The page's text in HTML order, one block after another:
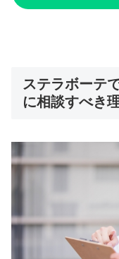
ステラボーテ
に相談すべき